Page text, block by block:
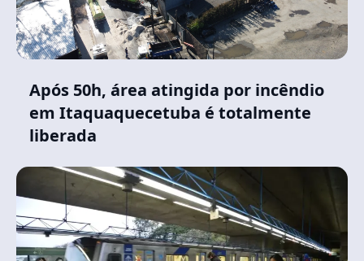
Após 50h, área atingida por incêndio
em Itaquaquecetuba é totalmente
liberada